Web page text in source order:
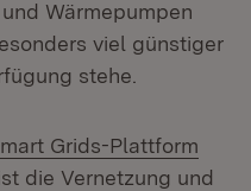
Wärmepumpen
viel günstiger
stehe.
Grids-Plattform
in neuem Fenster)
die Vernetzung und